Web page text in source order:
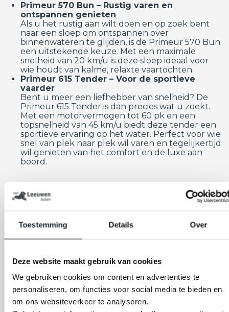
Toestemming Details Over
Deze website maakt gebruik van cookies
We gebruiken cookies om content en advertenties te
personaliseren, om functies voor social media te bieden en
om ons websiteverkeer te analyseren.
Primeur 570 Bun – Rustig varen en
ontspannen genieten
Als u het rustig aan wilt doen en op zoek bent
naar een sloep om ontspannen over
binnenwateren te glijden, is de Primeur 570 Bun
een uitstekende keuze. Met een maximale
snelheid van 20 km/u is deze sloep ideaal voor
wie houdt van kalme, relaxte vaartochten.
Primeur 615 Tender – Voor de sportieve
vaarder
Bent u meer een liefhebber van snelheid? De
Primeur 615 Tender is dan precies wat u zoekt.
Met een motorvermogen tot 60 pk en een
topsnelheid van 45 km/u biedt deze tender een
sportieve ervaring op het water. Perfect voor wie
snel van plek naar plek wil varen en tegelijkertijd
wil genieten van het comfort en de luxe aan
boord.
Wens 4: Luxe en comfort aan boord
Luxe en comfort spelen een belangrijke rol bij
het kiezen van een sloep. Bent u op zoek naar
een boot met hoogwaardige materialen, een luxe
Voor wie geen concessies wil doen op het gebied
van luxe, is de Primeur 710 Tender de perfecte
keuze. Deze tender is uitgerust met
ergonomisch gevormde zitbanken, een prachtig